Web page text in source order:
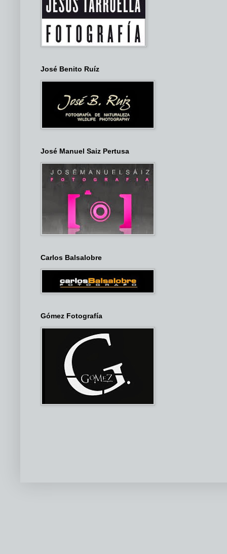
José Benito Ruíz
José Manuel Saiz Pertusa
Carlos Balsalobre
Gómez Fotografía